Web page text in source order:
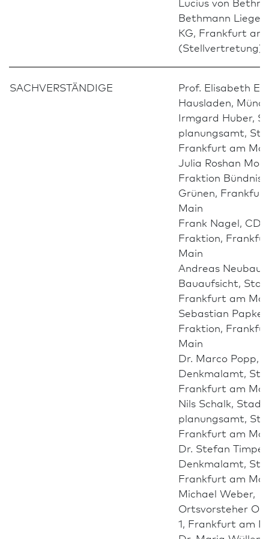
Bethmann
KG, Frank­furt am
(Stellvertretung)
SACHVERSTÄNDIGE
Prof. Elisabeth
Hausladen,
Irmgard Huber,
planungsamt,
Frank­furt am
Julia Roshan
Fraktion Bündnis
Grünen,
Main
Frank Nagel,
Fraktion,
Main
Andreas
Bauaufsicht,
Frank­furt am
Sebastian Papke,
Fraktion,
Main
Dr. Marco Popp,
Denkmalamt,
Frank­furt am
Nils Schalk,
planungsamt,
Frank­furt am
Dr. Stefan Timpe,
Denkmalamt,
Frank­furt am
Michael Weber,
Ortsvorsteher
1, Frank­furt am